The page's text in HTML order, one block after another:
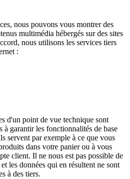
nous pouvons vous montrer des
multimédia hébergés sur des sites
nous utilisons les services tiers
:
d'un point de vue technique sont
à garantir les fonctionnalités de base
servent par exemple à ce que vous
dans votre panier ou à vous
client. Il ne nous est pas possible de
les données qui en résultent ne sont
à des tiers.